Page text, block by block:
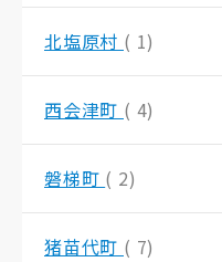
北塩原村 ( 1)
西会津町 ( 4)
磐梯町 ( 2)
猪苗代町 ( 7)